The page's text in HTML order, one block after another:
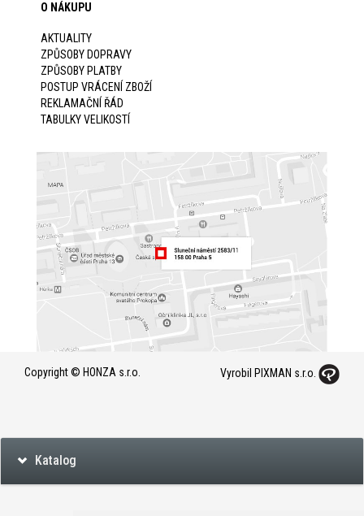
O NÁKUPU
AKTUALITY
ZPŮSOBY DOPRAVY
ZPŮSOBY PLATBY
POSTUP VRÁCENÍ ZBOŽÍ
REKLAMAČNÍ ŘÁD
TABULKY VELIKOSTÍ
Copyright © HONZA s.r.o. Vyrobil PIXMAN s.r.o.
Katalog